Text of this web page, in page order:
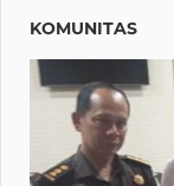
KOMUNITAS